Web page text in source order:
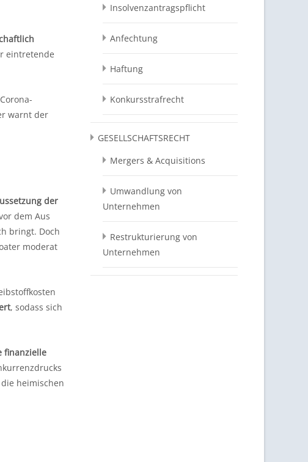
eintretende
warnt der
der
dem Aus
bringt. Doch
moderat
, sodass sich
finanzielle
heimischen
Insolvenzantragspflicht
Anfechtung
Haftung
Konkursstrafrecht
GESELLSCHAFTSRECHT
Mergers & Acquisitions
Umwandlung von
Unternehmen
Restrukturierung von
Unternehmen